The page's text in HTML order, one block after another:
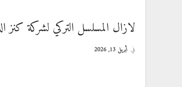
لازال المسلسل التركي لشركة كنز
في أبريل 13, 2026